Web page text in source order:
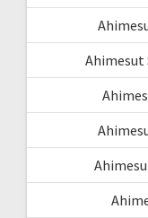
Ahimesut